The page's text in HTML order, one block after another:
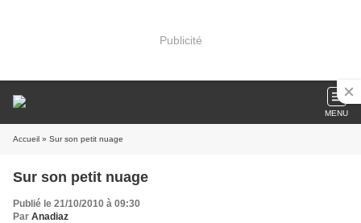
Publicité
MENU
Accueil » Sur son petit nuage
Sur son petit nuage
Publié le 21/10/2010 à 09:30
Par Anadiaz